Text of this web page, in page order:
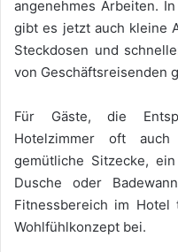
angenehmes Arbeiten.
gibt es jetzt auch kleine
Steckdosen und
von Geschäftsreisenden
Für Gäste, die
Hotelzimmer oft auch
gemütliche Sitzecke,
Dusche oder
Fitnessbereich im Hotel
Wohlfühlkonzept bei.